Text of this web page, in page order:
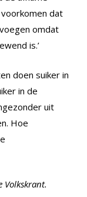
dat
omdat
is.’
doen suiker in
in de
uit
Hoe
Volkskrant.